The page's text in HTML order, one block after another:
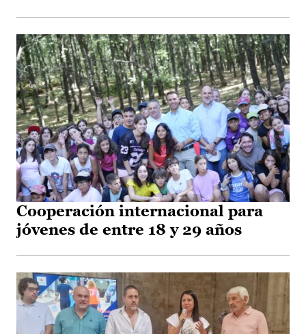
Cooperación internacional para
jóvenes de entre 18 y 29 años